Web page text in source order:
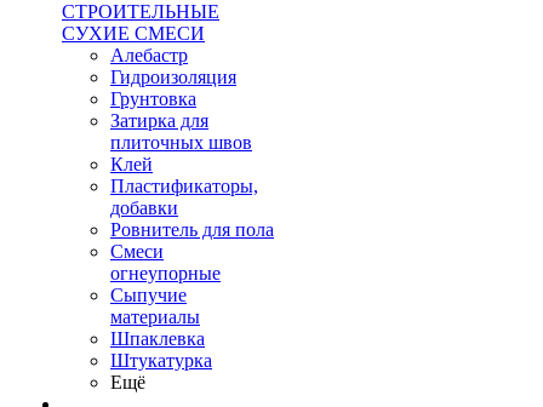
СТРОИТЕЛЬНЫЕ
СУХИЕ СМЕСИ
Алебастр
Гидроизоляция
Грунтовка
Затирка для
плиточных швов
Клей
Пластификаторы,
добавки
Ровнитель для пола
Смеси
огнеупорные
Сыпучие
материалы
Шпаклевка
Штукатурка
Ещё